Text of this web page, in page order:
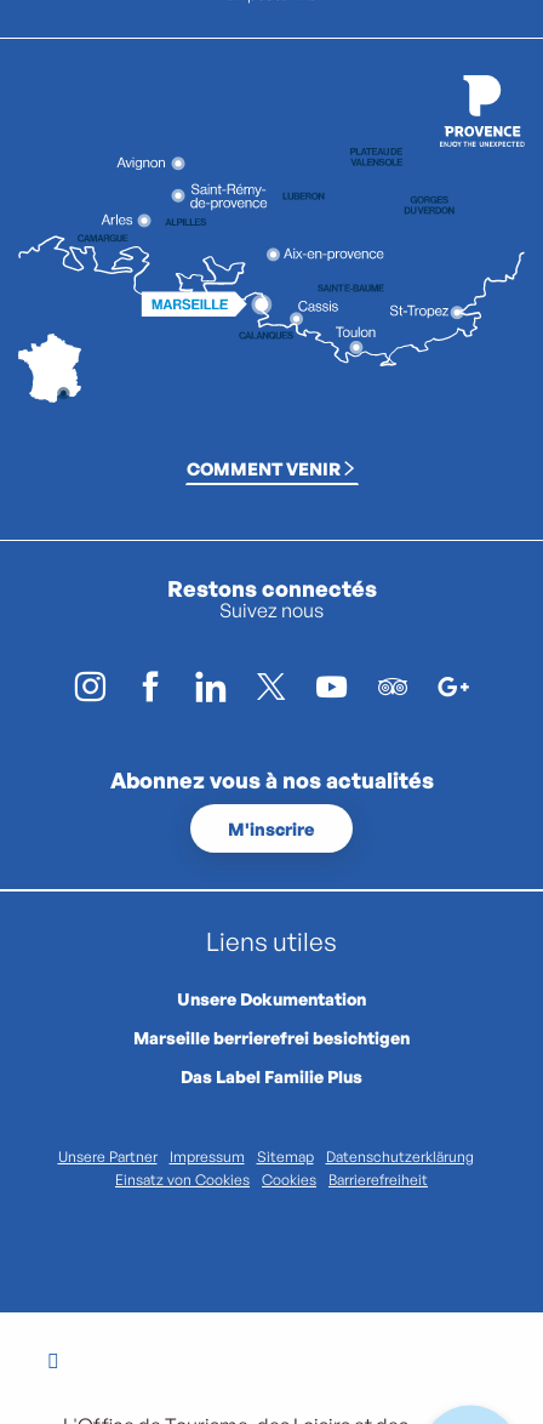
COMMENT VENIR
Restons connectés
Suivez nous
Abonnez vous à nos actualités
M'inscrire
Liens utiles
Unsere Dokumentation
Marseille berrierefrei besichtigen
Das Label Familie Plus
Unsere Partner Impressum Sitemap
Datenschutzerklärung
Einsatz von Cookies
Cookies Barrierefreiheit